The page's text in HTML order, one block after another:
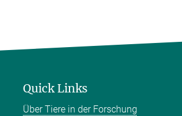
Quick Links
Über Tiere in der Forschung